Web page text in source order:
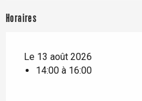
Horaires
Le 13 août 2026
14:00 à 16:00